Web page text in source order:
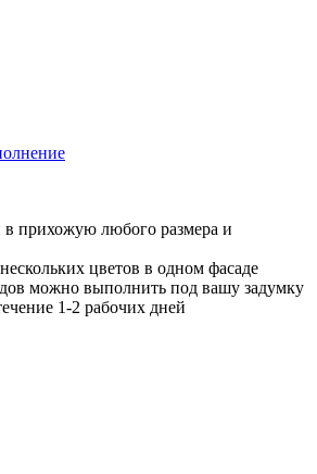
в прихожую любого размера и
цветов в одном фасаде
можно выполнить под вашу задумку
1-2 рабочих дней